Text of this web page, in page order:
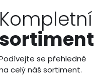
Kompletní
sortiment
se přehledně
celý náš sortiment.